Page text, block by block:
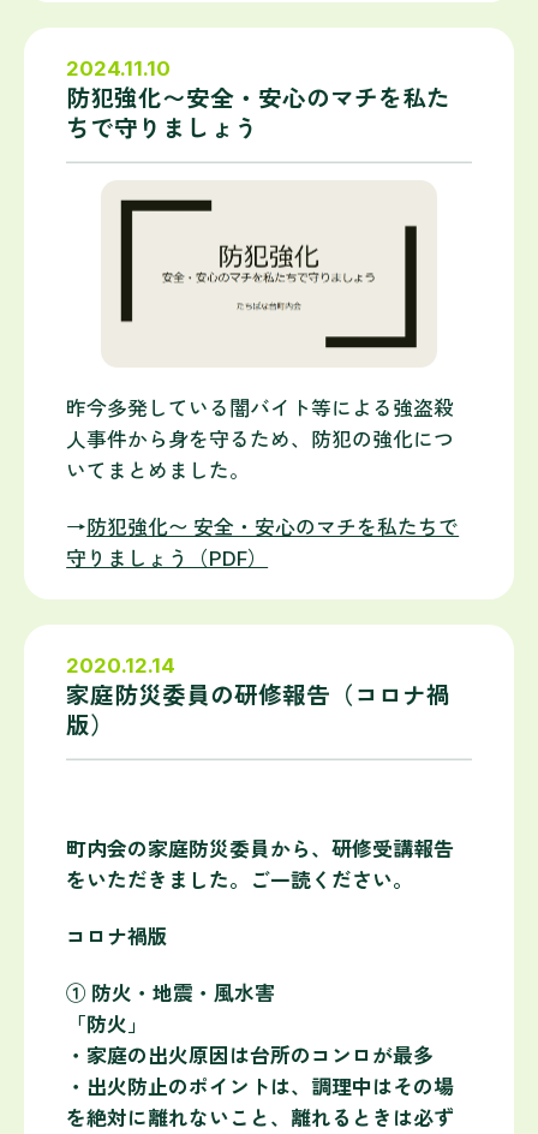
2024.11.10
防犯強化〜安全・安心のマチを私た
ちで守りましょう
昨今多発している闇バイト等による強盗殺
人事件から身を守るため、防犯の強化につ
いてまとめました。
→ 防犯強化〜 安全・安心のマチを私たちで
守りましょう（PDF）
2020.12.14
家庭防災委員の研修報告（コロナ禍
版）
町内会の家庭防災委員から、研修受講報告
をいただきました。ご一読ください。
コロナ禍版
① 防火・地震・風水害
「防火」
・家庭の出火原因は台所のコンロが最多
・出火防止のポイントは、調理中はその場
を絶対に離れないこと、離れるときは必ず